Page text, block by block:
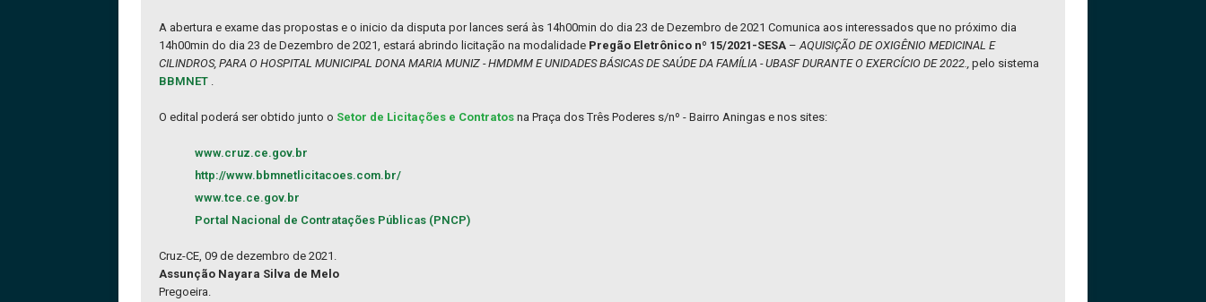
A abertura e exame das propostas e o inicio da disputa por lances será às 14h00min do dia 23 de Dezembro de 2021 Comunica aos interessados que no próximo dia
14h00min do dia 23 de Dezembro de 2021, estará abrindo licitação na modalidade Pregão Eletrônico nº 15/2021-SESA –AQUISIÇÃO DE OXIGÊNIO MEDICINAL E
CILINDROS, PARA O HOSPITAL MUNICIPAL DONA MARIA MUNIZ - HMDMM E UNIDADES BÁSICAS DE SAÚDE DA FAMÍLIA - UBASF DURANTE O EXERCÍCIO DE 2022., pelo sistema
BBMNET .
O edital poderá ser obtido junto o Setor de Licitações e Contratos na Praça dos Três Poderes s/nº - Bairro Aningas e nos sites:
www.cruz.ce.gov.br
http://www.bbmnetlicitacoes.com.br/
www.tce.ce.gov.br
Portal Nacional de Contratações Públicas (PNCP)
Cruz-CE, 09 de dezembro de 2021.
Assunção Nayara Silva de Melo
Pregoeira.